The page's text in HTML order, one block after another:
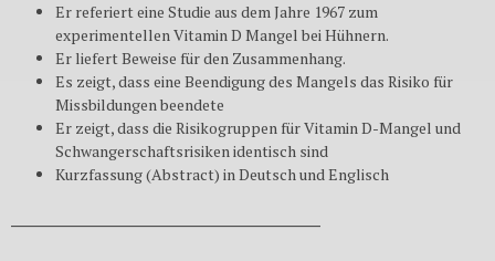
Er referiert eine Studie aus dem Jahre 1967 zum
experimentellen Vitamin D Mangel bei Hühnern.
Er liefert Beweise für den Zusammenhang.
Es zeigt, dass eine Beendigung des Mangels das Risiko für
Missbildungen beendete
Er zeigt, dass die Risikogruppen für Vitamin D-Mangel und
Schwangerschaftsrisiken identisch sind
Kurzfassung (Abstract) in Deutsch und Englisch